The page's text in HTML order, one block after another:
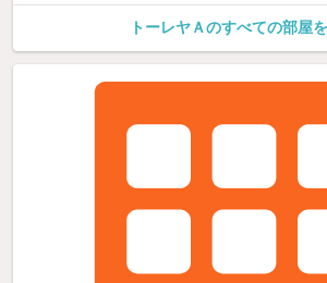
トーレヤＡのすべての部屋